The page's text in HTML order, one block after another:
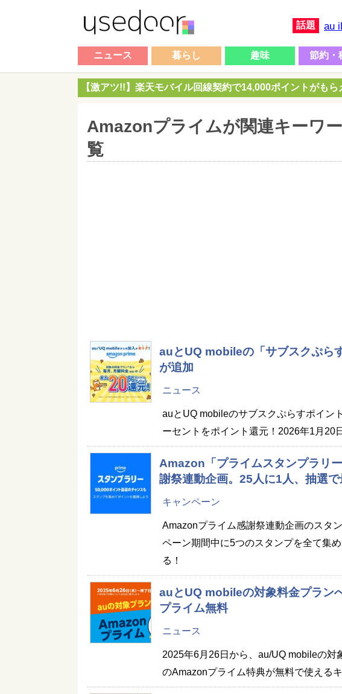
話題 au
ニュース 暮らし 趣味 節約・
【激アツ!!】楽天モバイル回線契約で14,000ポイントがもら
Amazonプライムが関連キーワ
覧
auとUQ mobileの「サブスクぷら
が追加
ニュース
auとUQ mobileのサブスクぷらすポイン
ーセントをポイント還元！2026年1月20
Amazon「プライムスタンプラリ
謝祭連動企画。25人に1人、抽選
キャンペーン
Amazonプライム感謝祭連動企画のスタ
ペーン期間中に5つのスタンプを全て集
る！
auとUQ mobileの対象料金プラン
プライム無料
ニュース
2025年6月26日から、au/UQ mobileの対
のAmazonプライム特典が無料で使える